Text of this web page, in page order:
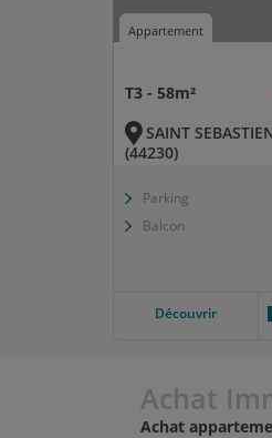
Appartement
T3 - 58m²
SAINT
(44230)
Parking
Balcon
Découvrir
Achat
Achat